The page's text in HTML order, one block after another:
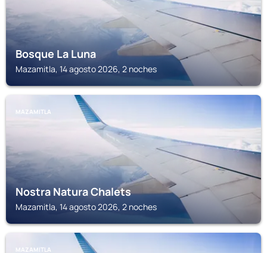
Bosque La Luna
Mazamitla, 14 agosto 2026, 2 noches
MAZAMITLA
Nostra Natura Chalets
Mazamitla, 14 agosto 2026, 2 noches
MAZAMITLA